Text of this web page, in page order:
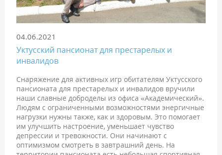
04.06.2021
Уктусский пансионат для престарелых и
инвалидов
Снаряжение для активных игр обитателям Уктусского
пансионата для престарелых и инвалидов вручили
наши славные доброделы из офиса «Академический».
Людям с ограниченными возможностями энергичные
нагрузки нужны также, как и здоровым. Это помогает
им улучшить настроение, уменьшает чувство
депрессии и тревожности. Они начинают с
оптимизмом смотреть в завтрашний день. На